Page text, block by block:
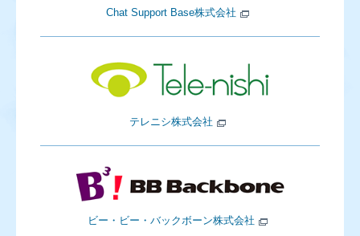
Chat Support Base株式会社
テレニシ株式会社
ビー・ビー・バックボーン株式会社